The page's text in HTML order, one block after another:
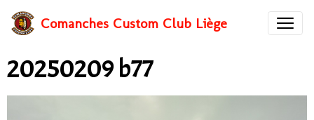
Comanches Custom Club Liège
20250209 b77